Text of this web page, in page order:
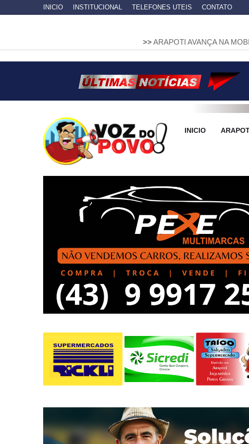
INICIO INSTITUCIONAL TELEFONES UTEIS CONTATO
ARAPOTI AVANÇA NA MOBILIDADE
INICIO